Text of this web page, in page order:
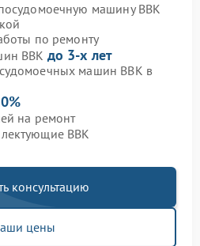
машину BBK
по ремонту
BBK до 3-х лет
машин BBK в
на ремонт
BBK
консультацию
цены